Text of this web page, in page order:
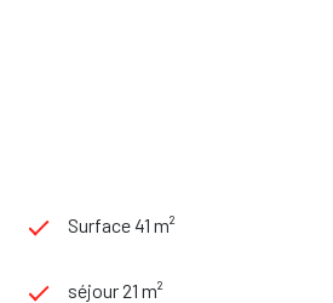
Surface 41 m²
séjour 21 m²